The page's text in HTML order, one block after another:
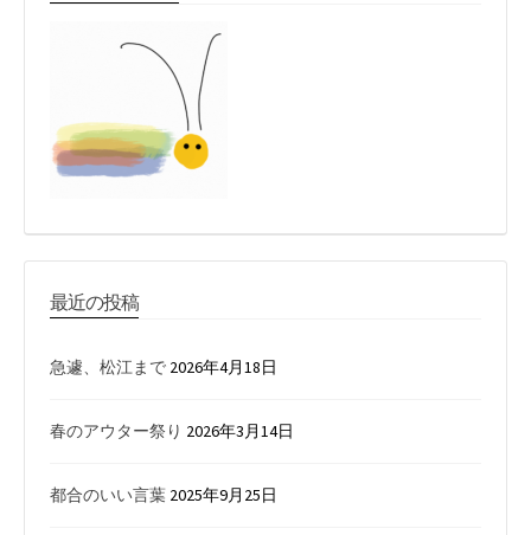
最近の投稿
急遽、松江まで 2026年4月18日
春のアウター祭り 2026年3月14日
都合のいい言葉 2025年9月25日